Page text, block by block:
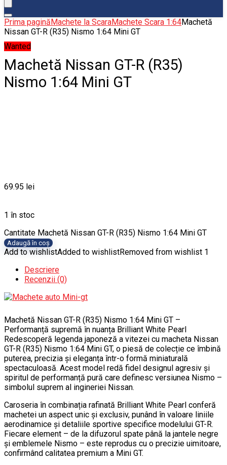
Prima paginăMachete la ScaraMachete Scara 1:64Machetă
Nissan GT-R (R35) Nismo 1:64 Mini GT
Wanted
Machetă Nissan GT-R (R35)
Nismo 1:64 Mini GT
69.95 lei
1 în stoc
Cantitate Machetă Nissan GT-R (R35) Nismo 1:64 Mini GT
Adaugă în coș
Add to wishlistAdded to wishlistRemoved from wishlist 1
Descriere
Recenzii (0)
Machetă Nissan GT-R (R35) Nismo 1:64 Mini GT –
Performanță supremă în nuanța Brilliant White Pearl
Redescoperă legenda japoneză a vitezei cu macheta Nissan
GT-R (R35) Nismo 1:64 Mini GT, o piesă de colecție ce îmbină
puterea, precizia și eleganța într-o formă miniaturală
spectaculoasă. Acest model redă fidel designul agresiv și
spiritul de performanță pură care definesc versiunea Nismo –
simbolul suprem al ingineriei Nissan.
Caroseria în combinația rafinată Brilliant White Pearl conferă
machetei un aspect unic și exclusiv, punând în valoare liniile
aerodinamice și detaliile sportive specifice modelului GT-R.
Fiecare element – de la difuzorul spate până la jantele negre
și emblemele Nismo – este reprodus cu o precizie uimitoare,
confirmând calitatea premium a Mini GT.